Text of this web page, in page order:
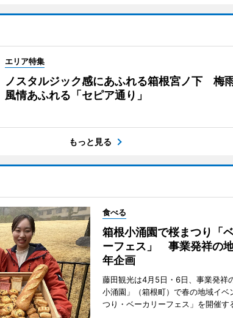
エリア特集
ノスタルジック感にあふれる箱根宮ノ下 梅
風情あふれる「セピア通り」
もっと見る
食べる
箱根小涌園で桜まつり「
ーフェス」 事業発祥の
年企画
藤田観光は4月5日・6日、事業発祥
小涌園」（箱根町）で春の地域イベ
つり・ベーカリーフェス」を開催す